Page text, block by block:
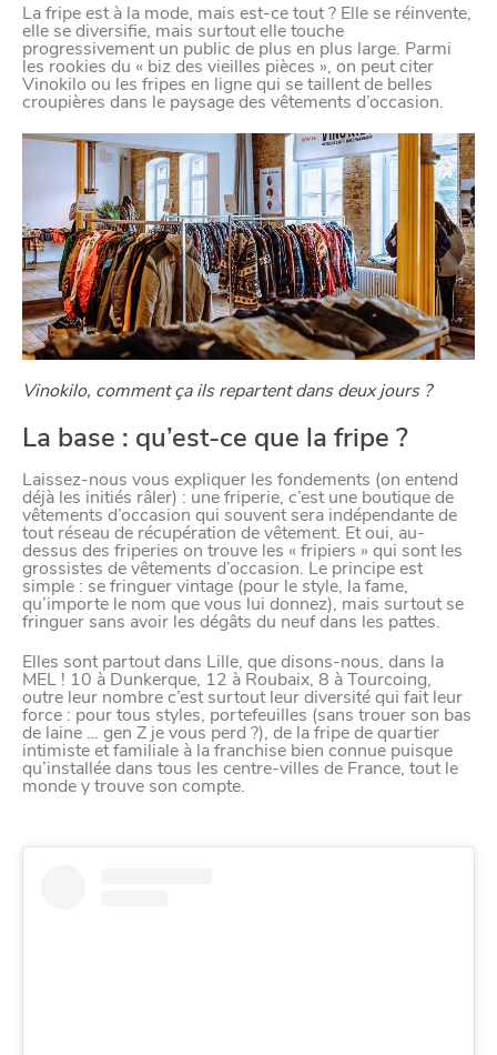
La fripe est à la mode, mais est-ce tout ? Elle se réinvente,
elle se diversifie, mais surtout elle touche
progressivement un public de plus en plus large. Parmi
les rookies du « biz des vieilles pièces », on peut citer
Vinokilo ou les fripes en ligne qui se taillent de belles
croupières dans le paysage des vêtements d’occasion.
Vinokilo, comment ça ils repartent dans deux jours ?
La base : qu’est-ce que la fripe ?
Laissez-nous vous expliquer les fondements (on entend
déjà les initiés râler) : une friperie, c’est une boutique de
vêtements d’occasion qui souvent sera indépendante de
tout réseau de récupération de vêtement. Et oui, au-
dessus des friperies on trouve les « fripiers » qui sont les
grossistes de vêtements d’occasion. Le principe est
simple : se fringuer vintage (pour le style, la fame,
qu’importe le nom que vous lui donnez), mais surtout se
fringuer sans avoir les dégâts du neuf dans les pattes.
Elles sont partout dans Lille, que disons-nous, dans la
MEL ! 10 à Dunkerque, 12 à Roubaix, 8 à Tourcoing,
outre leur nombre c’est surtout leur diversité qui fait leur
force : pour tous styles, portefeuilles (sans trouer son bas
de laine … gen Z je vous perd ?), de la fripe de quartier
intimiste et familiale à la franchise bien connue puisque
qu’installée dans tous les centre-villes de France, tout le
monde y trouve son compte.